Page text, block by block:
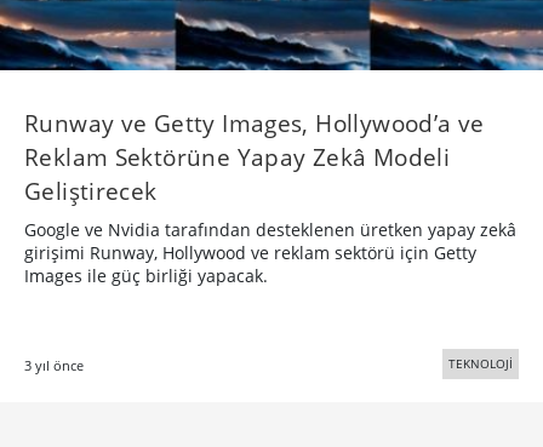
Runway ve Getty Images, Hollywood’a ve
Reklam Sektörüne Yapay Zekâ Modeli
Geliştirecek
Google ve Nvidia tarafından desteklenen üretken yapay zekâ
girişimi Runway, Hollywood ve reklam sektörü için Getty
Images ile güç birliği yapacak.
3 yıl önce TEKNOLOJİ